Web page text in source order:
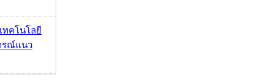
ทคโนโลยี
รณ์แนว